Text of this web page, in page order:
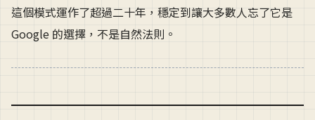
這個模式運作了超過二十年，穩定到讓大多數人忘了它是
Google 的選擇，不是自然法則。